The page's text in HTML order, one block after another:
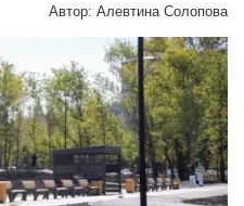
Автор: Алевтина Солопова